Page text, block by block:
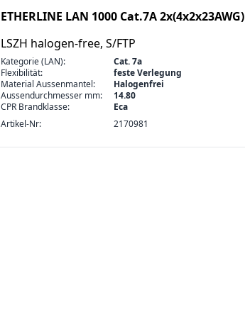
ETHERLINE LAN 1000 Cat.7A 2x(4x2x23AWG)
LSZH halogen-free, S/FTP
Kategorie (LAN):
Cat. 7a
Flexibilität:
feste Verlegung
Material Aussenmantel:
Halogenfrei
Aussendurchmesser mm:
14.80
CPR Brandklasse:
Eca
Artikel-Nr:
2170981